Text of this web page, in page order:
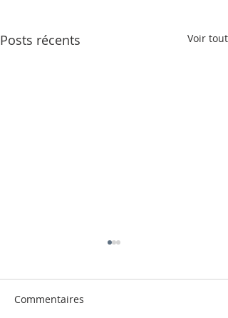
Posts récents Voir tout
Commentaires